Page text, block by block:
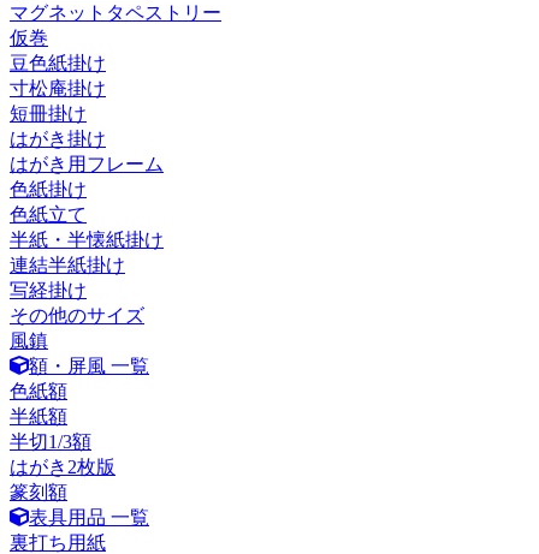
マグネットタペストリー
仮巻
豆色紙掛け
寸松庵掛け
短冊掛け
はがき掛け
はがき用フレーム
色紙掛け
色紙立て
半紙・半懐紙掛け
連結半紙掛け
写経掛け
その他のサイズ
風鎮
額・屏風 一覧
色紙額
半紙額
半切1/3額
はがき2枚版
篆刻額
表具用品 一覧
裏打ち用紙